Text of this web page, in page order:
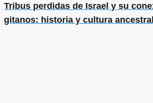
Tribus perdidas de Israel y su
gitanos: historia y cultura ancestral